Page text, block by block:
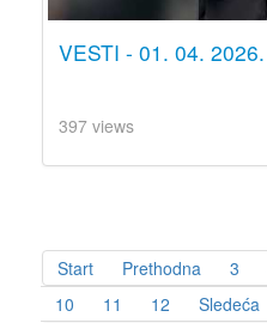
VESTI - 01. 04. 2026.
397 views
Start Prethodna 3
10
11 12 Sledeća